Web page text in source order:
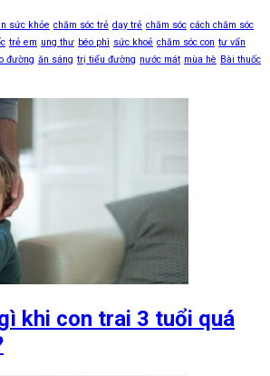
sức khỏe chăm sóc trẻ dạy trẻ chăm sóc cách chăm sóc
trẻ em ung thư béo phì sức khoẻ chăm sóc con tư vấn
đường ăn sáng trị tiểu đường nước mát mùa hè Bài thuốc
khi con trai 3 tuổi quá